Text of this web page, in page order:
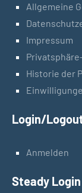
Allgemeine
Impressum
Historie der
Login/
Anmelden
Steady Login